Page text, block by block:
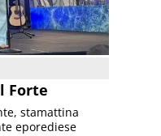
Forte
stamattina
eporediese